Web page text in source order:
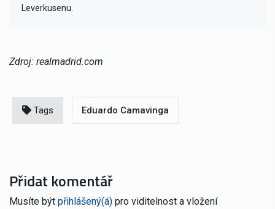
Leverkusenu.
Zdroj: realmadrid.com
Tags Eduardo Camavinga
Přidat komentář
Musíte být přihlášený(á) pro viditelnost a vložení